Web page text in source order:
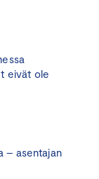
eivät ole
– asentajan